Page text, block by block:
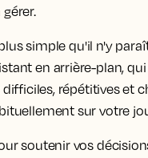
simple qu'il n'y
en arrière-plan,
répétitives et
sur votre
soutenir vos